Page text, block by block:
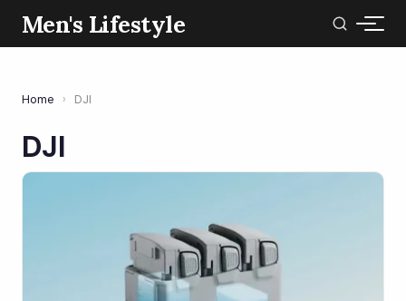
Men's Lifestyle
Home › DJI
DJI